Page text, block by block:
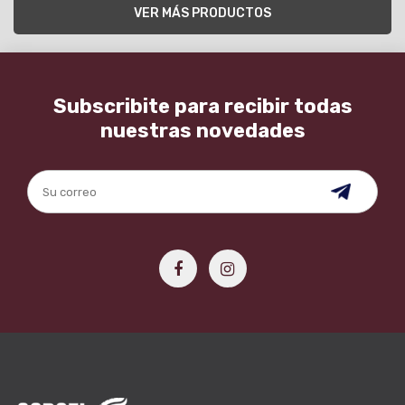
VER MÁS PRODUCTOS
Subscribite para recibir todas
nuestras novedades